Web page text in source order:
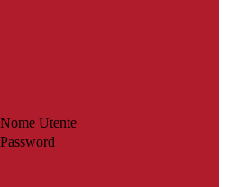
Nome Utente
Password